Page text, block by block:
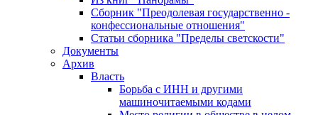
Сборник "Преодолевая государственно -
конфессиональные отношения"
Статьи сборника "Пределы светскости"
Документы
Архив
Власть
Борьба с ИНН и другими
машиночитаемыми кодами